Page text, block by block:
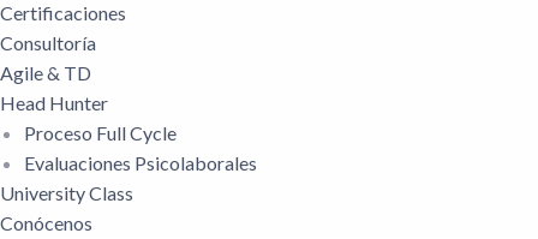
Certificaciones
Consultoría
Agile & TD
Head Hunter
Proceso Full Cycle
Evaluaciones Psicolaborales
University Class
Conócenos